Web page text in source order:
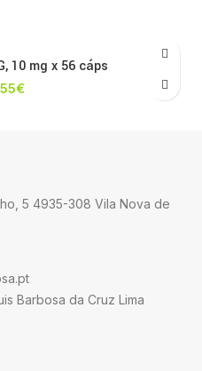
10 mg x 56 cáps
€
5 4935-308 Vila Nova de
Barbosa da Cruz Lima